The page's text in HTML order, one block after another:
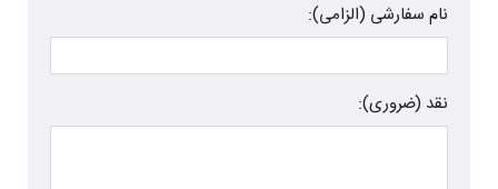
نام سفارشی (الزامی):
نقد (ضروری):